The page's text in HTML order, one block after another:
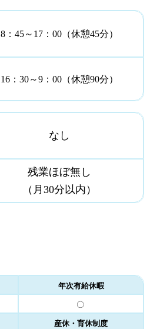
8：45～17：00（休憩45分）
16：30～9：00（休憩90分）
なし
残業ほぼ無し
（月30分以内）
年次有給休暇
〇
産休・育休制度